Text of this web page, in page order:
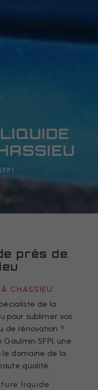
près de
CHASSIEU
de la
pour sublimer vos
de rénovation ?
SFPI, une
domaine de la
qualité.
liquide